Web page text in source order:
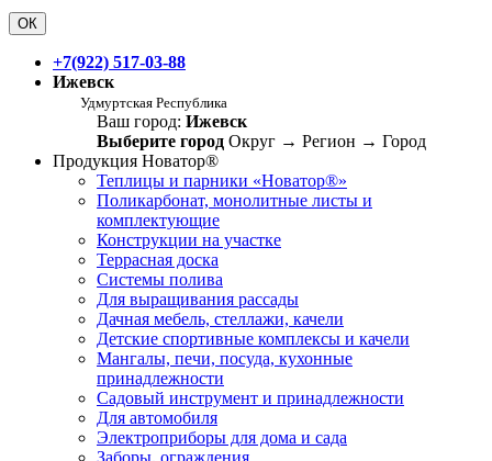
ОК
+7(922) 517-03-88
Ижевск
Удмуртская Республика
Ваш город: Ижевск
Выберите город Округ → Регион → Город
Продукция Новатор®
Теплицы и парники «Новатор®»
Поликарбонат, монолитные листы и
комплектующие
Конструкции на участке
Террасная доска
Системы полива
Для выращивания рассады
Дачная мебель, стеллажи, качели
Детские спортивные комплексы и качели
Мангалы, печи, посуда, кухонные
принадлежности
Садовый инструмент и принадлежности
Для автомобиля
Электроприборы для дома и сада